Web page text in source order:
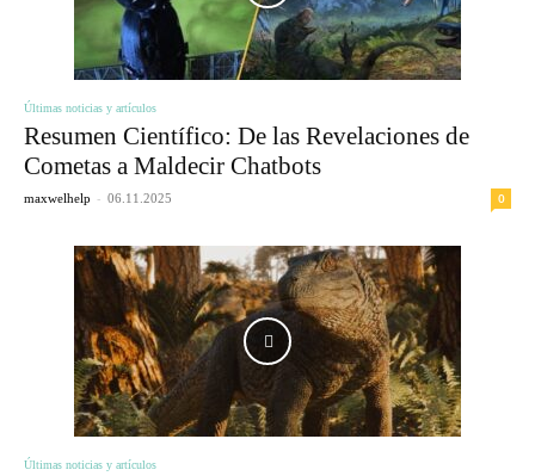
Últimas noticias y artículos
Resumen Científico: De las Revelaciones de
Cometas a Maldecir Chatbots
maxwelhelp - 06.11.2025 0
Últimas noticias y artículos